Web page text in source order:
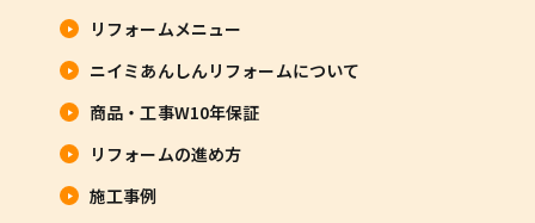
リフォームメニュー
ニイミあんしんリフォームについて
商品・工事W10年保証
リフォームの進め方
施工事例